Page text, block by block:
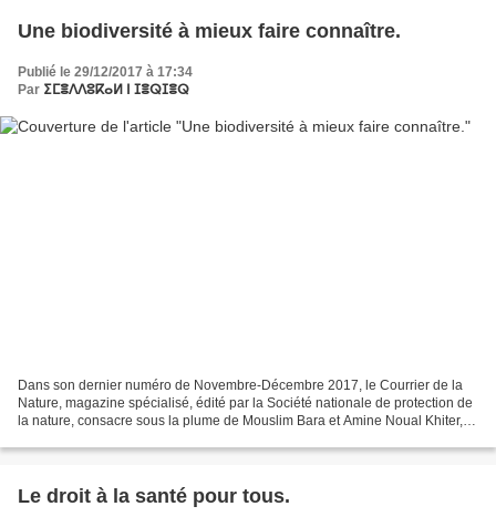
Une biodiversité à mieux faire connaître.
Publié le 29/12/2017 à 17:34
Par ⵉⵎⴻⴷⴷⵓⴽⴰⵍ ⵏ ⵊⴻⵕⵊⴻⵕ
Dans son dernier numéro de Novembre-Décembre 2017, le Courrier de la
Nature, magazine spécialisé, édité par la Société nationale de protection de
la nature, consacre sous la plume de Mouslim Bara et Amine Noual Khiter,
Le droit à la santé pour tous.